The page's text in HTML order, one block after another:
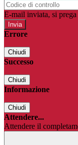
E-mail inviata, si
Errore
Chiudi
Successo
Chiudi
Informazione
Chiudi
Attendere...
Attendere il